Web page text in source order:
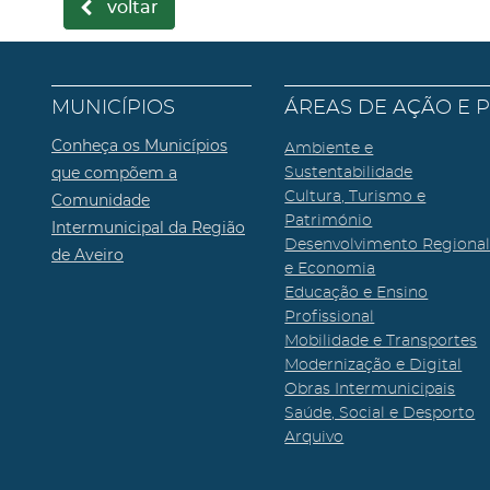
voltar
MUNICÍPIOS
Conheça os Municípios
que compõem a
Comunidade
Intermunicipal da Região
de Aveiro
ÁREAS DE AÇÃO E
Ambiente e
Sustentabilidade
Cultura, Turismo e
Património
Desenvolvimento Regional
e Economia
Educação e Ensino
Profissional
Mobilidade e Transportes
Modernização e Digital
Obras Intermunicipais
Saúde, Social e Desporto
Arquivo